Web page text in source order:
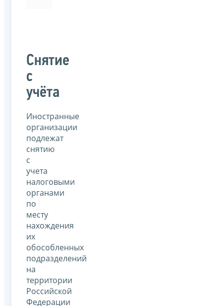
Снятие
с
учёта
Иностранные
организации
подлежат
снятию
с
учета
налоговыми
органами
по
месту
нахождения
их
обособленных
подразделений
на
территории
Российской
Федерации